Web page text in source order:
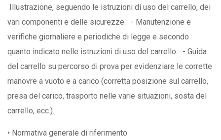
Illustrazione, seguendo le istruzioni di uso del carrello, dei
vari componenti e delle sicurezze. - Manutenzione e
verifiche giornaliere e periodiche di legge e secondo
quanto indicato nelle istruzioni di uso del carrello. - Guida
del carrello su percorso di prova per evidenziare le corrette
manovre a vuoto e a carico (corretta posizione sul carrello,
presa del carico, trasporto nelle varie situazioni, sosta del
carrello, ecc.).
• Normativa generale di riferimento